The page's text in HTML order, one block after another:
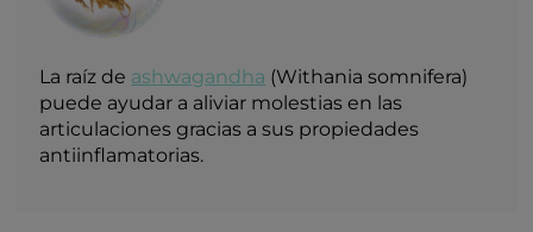
La raíz de ashwagandha (Withania somnifera)
puede ayudar a aliviar molestias en las
articulaciones gracias a sus propiedades
antiinflamatorias.